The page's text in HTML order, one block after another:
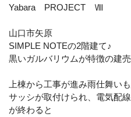
Yabara PROJECT Ⅷ
山口市矢原
SIMPLE NOTEの2階建て♪
黒いガルバリウムが特徴の建
上棟から工事が進み雨仕舞い
サッシが取付けられ、電気配
が終わると